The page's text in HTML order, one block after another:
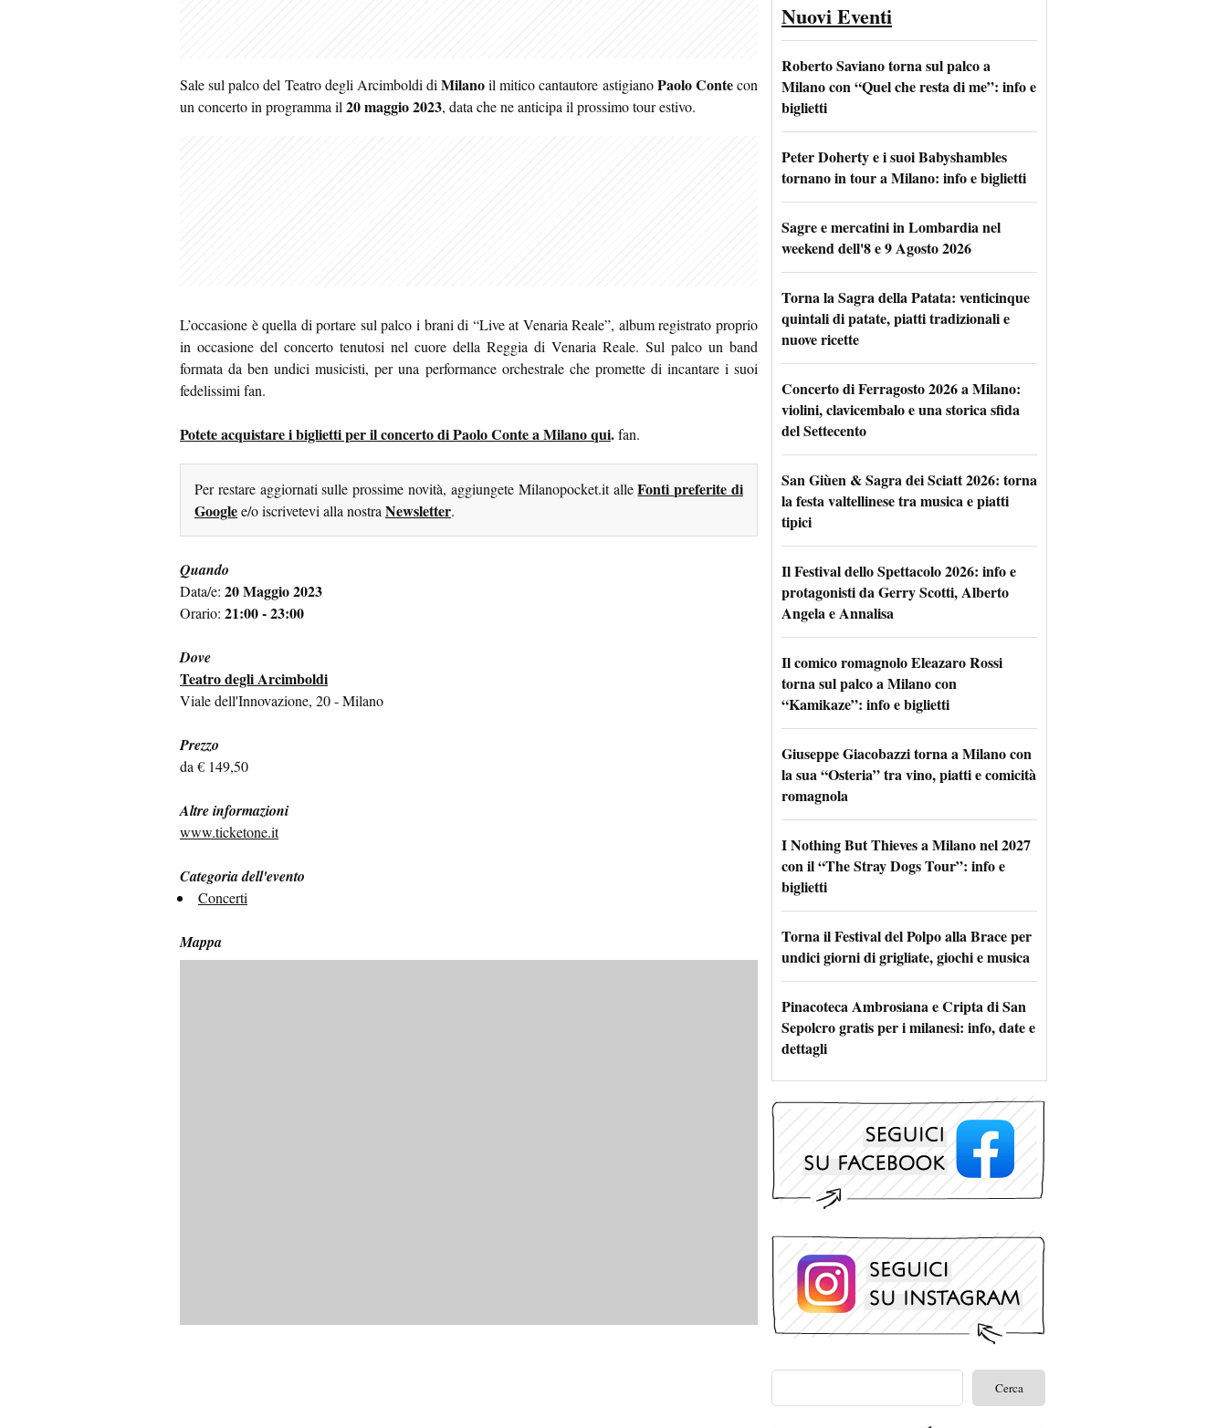
Sale sul palco del Teatro degli Arcimboldi diMilanoil mitico cantautore astigianoPaolo Contecon
un concerto in programma il20 maggio 2023, data che ne anticipa il prossimo tour estivo.
L’occasione è quella di portare sul palco i brani di “Live at Venaria Reale”, album registrato proprio
in occasione del concerto tenutosi nel cuore della Reggia di Venaria Reale. Sul palco un band
formata da ben undici musicisti, per una performance orchestrale che promette di incantare i suoi
fedelissimi fan.
Potete acquistare i biglietti per il concerto di Paolo Conte a Milano qui.fan.
Per restare aggiornati sulle prossime novità, aggiungete Milanopocket.it alleFonti preferite di
Googlee/o iscrivetevi alla nostraNewsletter.
Quando
Data/e: 20 Maggio 2023
Orario: 21:00 - 23:00
Dove
Teatro degli Arcimboldi
Viale dell'Innovazione, 20 - Milano
Prezzo
da € 149,50
Altre informazioni
www.ticketone.it
Categoria dell'evento
Concerti
Mappa
Nuovi Eventi
Roberto Saviano torna sul palco a
Milano con “Quel che resta di me”: info e
biglietti
Peter Doherty e i suoi Babyshambles
tornano in tour a Milano: info e biglietti
Sagre e mercatini in Lombardia nel
weekend dell'8 e 9 Agosto 2026
Torna la Sagra della Patata: venticinque
quintali di patate, piatti tradizionali e
nuove ricette
Concerto di Ferragosto 2026 a Milano:
violini, clavicembalo e una storica sfida
del Settecento
San Giùen & Sagra dei Sciatt 2026: torna
la festa valtellinese tra musica e piatti
tipici
Il Festival dello Spettacolo 2026: info e
protagonisti da Gerry Scotti, Alberto
Angela e Annalisa
Il comico romagnolo Eleazaro Rossi
torna sul palco a Milano con
“Kamikaze”: info e biglietti
Giuseppe Giacobazzi torna a Milano con
la sua “Osteria” tra vino, piatti e comicità
romagnola
I Nothing But Thieves a Milano nel 2027
con il “The Stray Dogs Tour”: info e
biglietti
Torna il Festival del Polpo alla Brace per
undici giorni di grigliate, giochi e musica
Pinacoteca Ambrosiana e Cripta di San
Sepolcro gratis per i milanesi: info, date e
dettagli